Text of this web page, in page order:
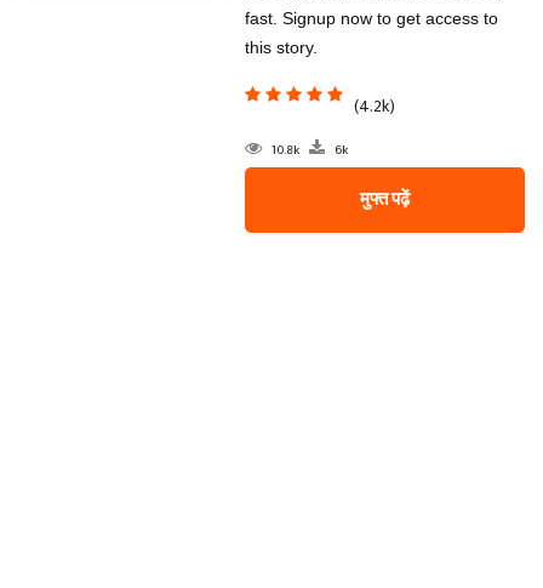
fast. Signup now to get access to
this story.
(4.2k)
10.8k 6k
मुफ्त पढ़ें